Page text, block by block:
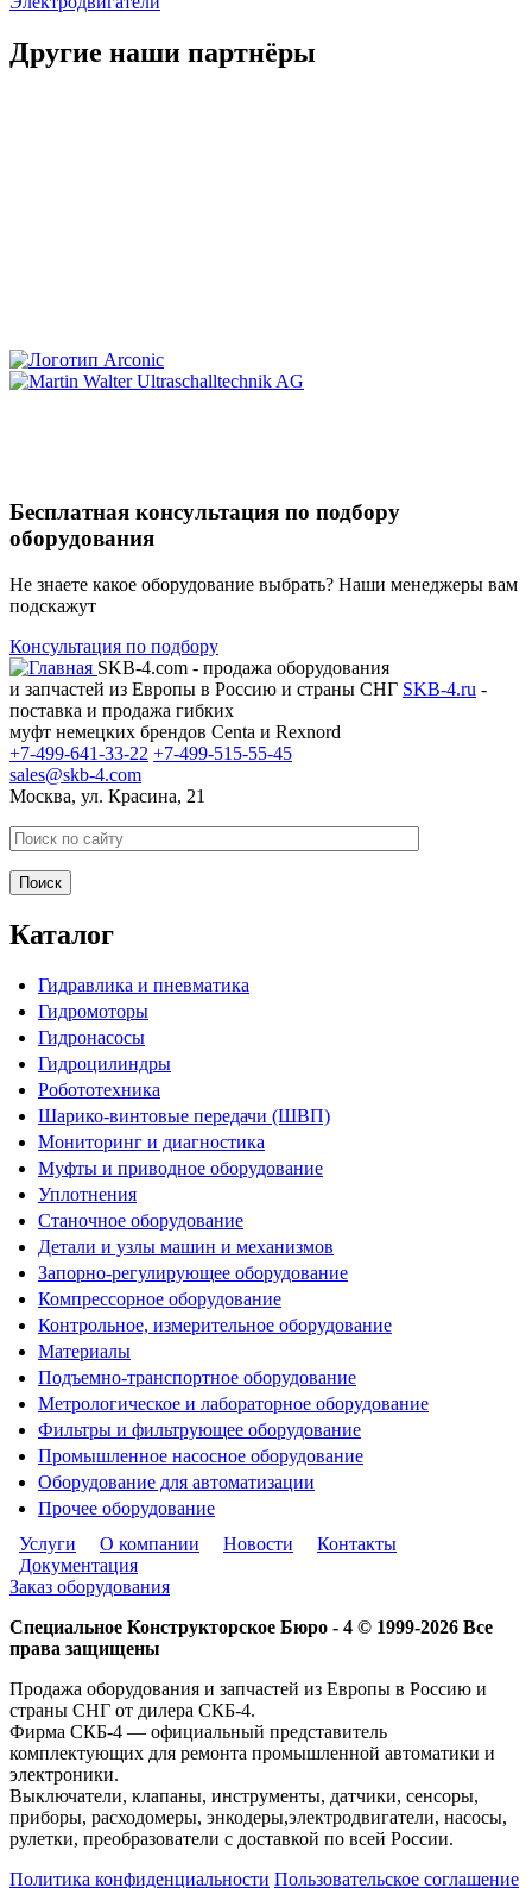
Другие наши партнёры
Бесплатная консультация по подбору
оборудования
Не знаете какое оборудование выбрать? Наши менеджеры вам
подскажут
Консультация по подбору
SKB-4.com - продажа оборудования
и запчастей из Европы в Россию и страны СНГ SKB-4.ru -
поставка и продажа гибких
муфт немецких брендов Centa и Rexnord
+7-499-641-33-22 +7-499-515-55-45
sales@skb-4.com
Москва, ул. Красина, 21
Каталог
Гидравлика и пневматика
Гидромоторы
Гидронасосы
Гидроцилиндры
Робототехника
Шарико-винтовые передачи (ШВП)
Мониторинг и диагностика
Муфты и приводное оборудование
Уплотнения
Станочное оборудование
Детали и узлы машин и механизмов
Запорно-регулирующее оборудование
Компрессорное оборудование
Контрольное, измерительное оборудование
Материалы
Подъемно-транспортное оборудование
Метрологическое и лабораторное оборудование
Фильтры и фильтрующее оборудование
Промышленное насосное оборудование
Оборудование для автоматизации
Прочее оборудование
Услуги
О компании Новости
Контакты
Документация
Заказ оборудования
Специальное Конструкторское Бюро - 4 © 1999-2026 Все
права защищены
Продажа оборудования и запчастей из Европы в Россию и
страны СНГ от дилера СКБ-4.
Фирма СКБ-4 — официальный представитель
комплектующих для ремонта промышленной автоматики и
электроники.
Выключатели, клапаны, инструменты, датчики, сенсоры,
приборы, расходомеры, энкодеры,электродвигатели, насосы,
рулетки, преобразователи с доставкой по всей России.
Политика конфиденциальности Пользовательское соглашение